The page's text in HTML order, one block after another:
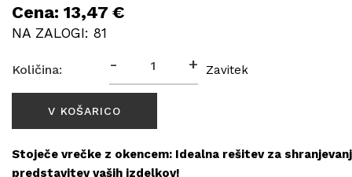
Cena: 13,47 €
NA ZALOGI: 81
Količina: - + Zavitek
Stoječe vrečke z okencem: Idealna rešitev za
predstavitev vaših izdelkov!